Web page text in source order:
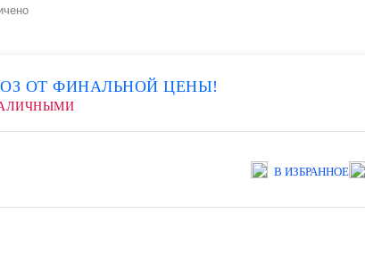
ОТ ФИНАЛЬНОЙ ЦЕНЫ!
В ИЗБРАННОЕ